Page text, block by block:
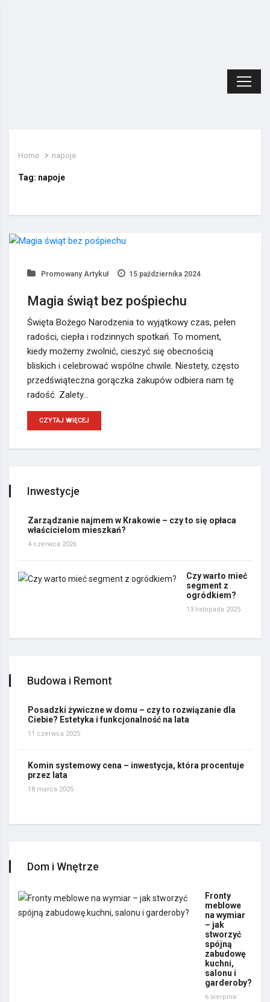
Home napoje
Tag: napoje
Promowany Artykuł 15 października 2024
Magia świąt bez pośpiechu
Święta Bożego Narodzenia to wyjątkowy czas, pełen
radości, ciepła i rodzinnych spotkań. To moment,
kiedy możemy zwolnić, cieszyć się obecnością
bliskich i celebrować wspólne chwile. Niestety, często
przedświąteczna gorączka zakupów odbiera nam tę
radość. Zalety…
CZYTAJ WIĘCEJ
Inwestycje
Zarządzanie najmem w Krakowie – czy to się opłaca
właścicielom mieszkań?
4 czerwca 2026
Czy warto mieć
segment z
ogródkiem?
13 listopada 2025
Budowa i Remont
Posadzki żywiczne w domu – czy to rozwiązanie dla
Ciebie? Estetyka i funkcjonalność na lata
11 czerwca 2025
Komin systemowy cena – inwestycja, która procentuje
przez lata
18 marca 2025
Dom i Wnętrze
Fronty
meblowe
na wymiar
– jak
stworzyć
spójną
zabudowę
kuchni,
salonu i
garderoby?
6 sierpnia